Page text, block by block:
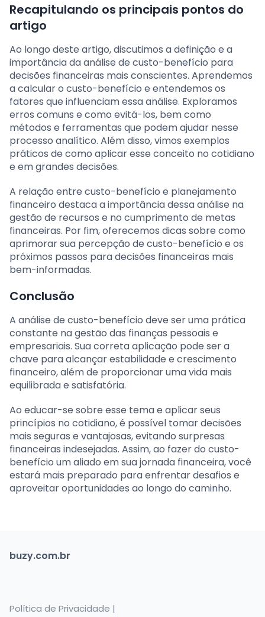
Recapitulando os principais pontos do
artigo
Ao longo deste artigo, discutimos a definição e a
importância da análise de custo-benefício para
decisões financeiras mais conscientes. Aprendemos
a calcular o custo-benefício e entendemos os
fatores que influenciam essa análise. Exploramos
erros comuns e como evitá-los, bem como
métodos e ferramentas que podem ajudar nesse
processo analítico. Além disso, vimos exemplos
práticos de como aplicar esse conceito no cotidiano
e em grandes decisões.
A relação entre custo-benefício e planejamento
financeiro destaca a importância dessa análise na
gestão de recursos e no cumprimento de metas
financeiras. Por fim, oferecemos dicas sobre como
aprimorar sua percepção de custo-benefício e os
próximos passos para decisões financeiras mais
bem-informadas.
Conclusão
A análise de custo-benefício deve ser uma prática
constante na gestão das finanças pessoais e
empresariais. Sua correta aplicação pode ser a
chave para alcançar estabilidade e crescimento
financeiro, além de proporcionar uma vida mais
equilibrada e satisfatória.
Ao educar-se sobre esse tema e aplicar seus
princípios no cotidiano, é possível tomar decisões
mais seguras e vantajosas, evitando surpresas
financeiras indesejadas. Assim, ao fazer do custo-
benefício um aliado em sua jornada financeira, você
estará mais preparado para enfrentar desafios e
aproveitar oportunidades ao longo do caminho.
buzy.com.br
Política de Privacidade |